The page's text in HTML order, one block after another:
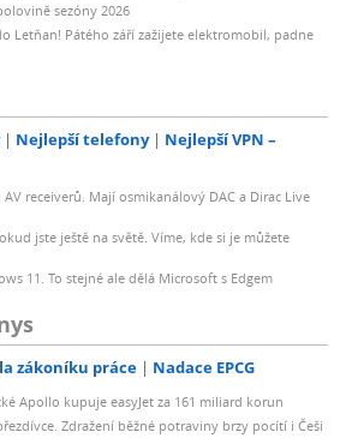
sezóny 2026
Letňan! Pátého září zažijete elektromobil, padne
Nejlepší telefony
Nejlepší VPN –
receiverů. Mají osmikanálový DAC a Dirac Live
jste ještě na světě. Víme, kde si je můžete
11. To stejné ale dělá Microsoft s Edgem
zákoníku práce Nadace EPCG
Apollo kupuje easyJet za 161 miliard korun
Zdražení běžné potraviny brzy pocítí i Češi